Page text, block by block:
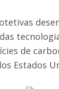
de
Estados